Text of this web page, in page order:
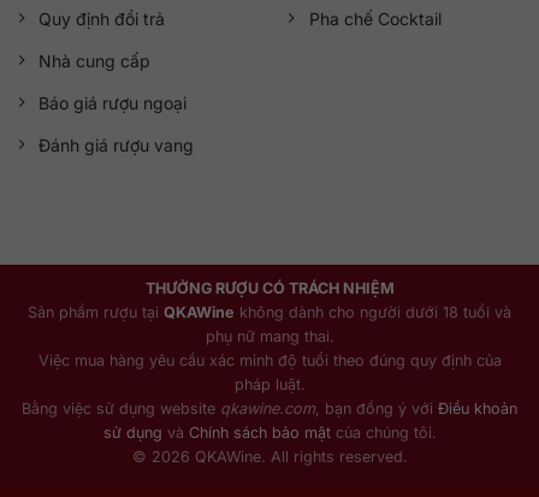
Quy định đổi trả
Nhà cung cấp
Báo giá rượu ngoại
Đánh giá rượu vang
Pha chế Cocktail
THƯỞNG RƯỢU CÓ TRÁCH NHIỆM
Sản phẩm rượu tại QKAWine không dành cho người dưới 18 tuổi và
phụ nữ mang thai.
Việc mua hàng yêu cầu xác minh độ tuổi theo đúng quy định của
pháp luật.
Bằng việc sử dụng website qkawine.com , bạn đồng ý với Điều khoản
sử dụng và Chính sách bảo mậtcủa chúng tôi.
© 2026 QKAWine. All rights reserved.